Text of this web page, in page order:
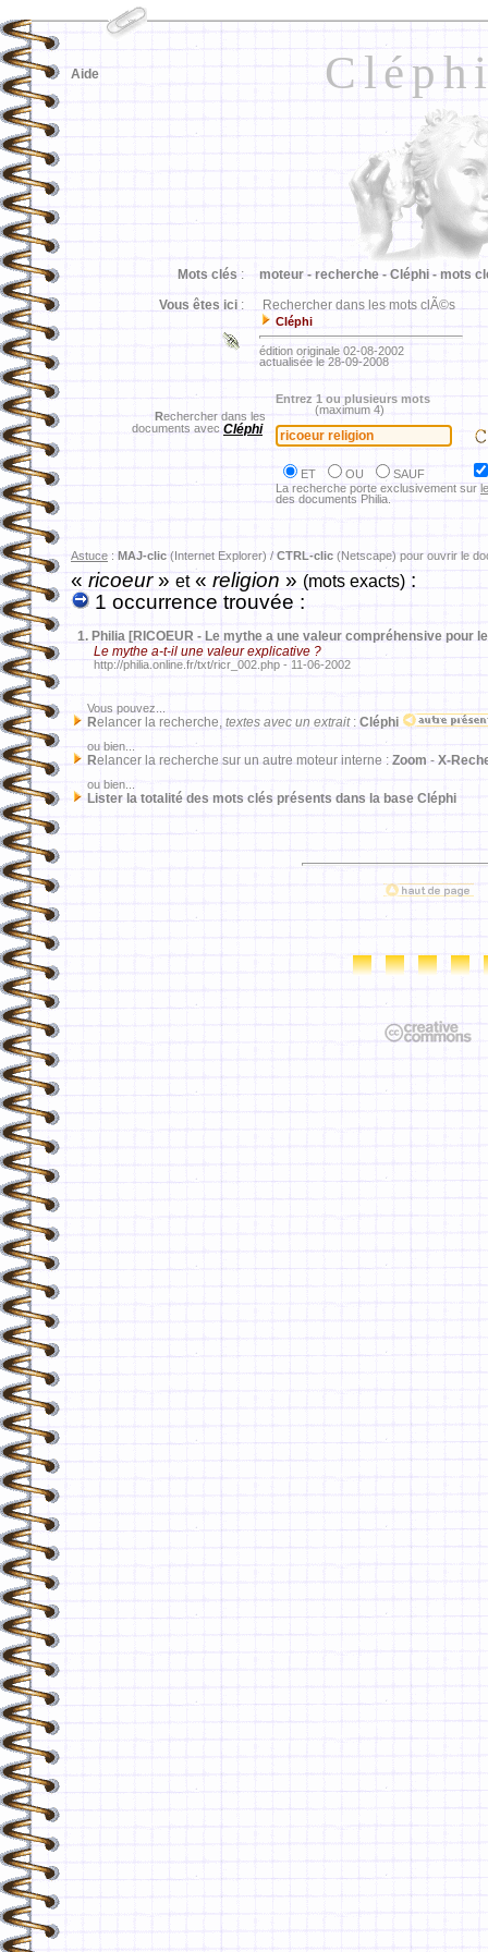
Aide
Mots clés : moteur - recherche - Cléphi - mots
Vous êtes ici : Rechercher dans les mots clÃ©s
Cléphi
édition originale 02-08-2002
actualisée le 28-09-2008
Rechercher dans les
documents avec Cléphi
Entrez 1 ou plusieurs mots
(maximum 4)
ET OU
SAUF
La recherche porte exclusivement sur
des documents Philia.
Astuce : MAJ-clic (Internet Explorer) / CTRL-clic (Netscape) pour ouvrir le
«ricoeur» et« religion » (mots exacts) :
1 occurrence trouvée :
1. Philia [RICOEUR - Le mythe a une valeur compréhensive pour
Le mythe a-t-il une valeur explicative ?
http://philia.online.fr/txt/ricr_002.php - 11-06-2002
Vous pouvez...
Relancer la recherche, textes avec un extrait: Cléphi
ou bien...
Relancer la recherche sur un autre moteur interne : Zoom - X-
ou bien...
Lister la totalité des mots clés présents dans la base Cléphi